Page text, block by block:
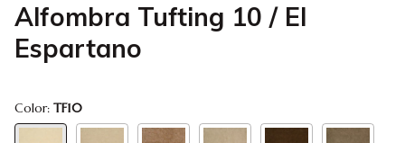
Alfombra Tufting 10 / El
Espartano
Color: TF10